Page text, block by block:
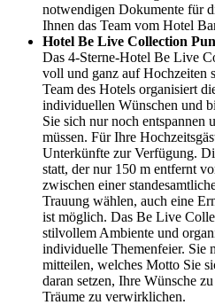
notwendigen Dokumente für
Ihnen das Team vom Hotel
Hotel Be Live Collection
Das 4-Sterne-Hotel Be Live
voll und ganz auf Hochzeiten
Team des Hotels organisiert
individuellen Wünschen und
Sie sich nur noch entspannen
müssen. Für Ihre
Unterkünfte zur Verfügung.
statt, der nur 150 m entfernt
zwischen einer
Trauung wählen, auch eine
ist möglich. Das Be Live
stilvollem Ambiente und
individuelle Themenfeier. Sie
mitteilen, welches Motto Sie
daran setzen, Ihre Wünsche
Träume zu verwirklichen.